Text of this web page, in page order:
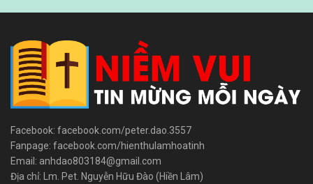
Facebook: facebook.com/peter.dao.3557
Fanpage: facebook.com/hienthulamhoatinh
Email: anhdao803184@gmail.com
Địa chỉ: Lm. Pet. Nguyễn Hữu Đào (Hiền Lâm)